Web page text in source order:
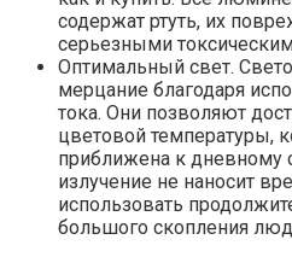
содержат ртуть, их
серьезными
Оптимальный свет.
мерцание благодаря
тока. Они позволяют
цветовой температуры,
приближена к дневному
излучение не наносит
использовать
большого скопления